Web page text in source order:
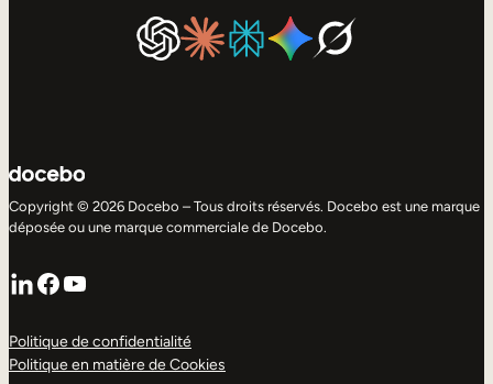
Copyright © 2026 Docebo – Tous droits réservés. Docebo est une marque
déposée ou une marque commerciale de Docebo.
LinkedIn
Facebook
YouTube
Politique de confidentialité
Politique en matière de Cookies